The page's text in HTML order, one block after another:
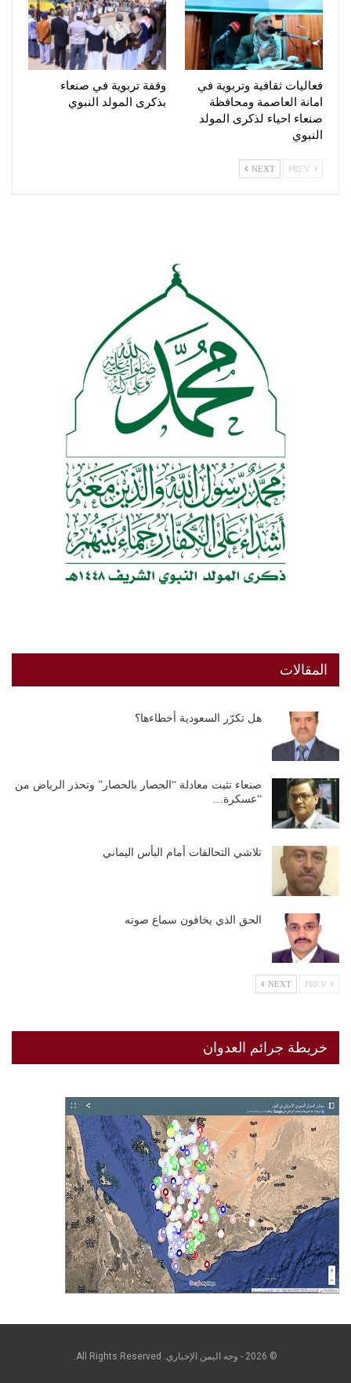
فعاليات ثقافية وتربوية في
امانة العاصمة ومحافظة
صنعاء احياء لذكرى المولد
النبوي
وقفة تربوية في صنعاء
بذكرى المولد النبوي
NEXT
المقالات
هل تكرّر السعودية أخطاءها؟
صنعاء تثبت معادلة “الحصار بالحصار” وتحذر الرياض من
“عسكرة…
تلاشي التحالفات أمام البأس اليماني
الحق الذي يخافون سماع صوته
NEXT
خريطة جرائم العدوان
© 2026 - وجه اليمن الإخباري. All Rights Reserved.